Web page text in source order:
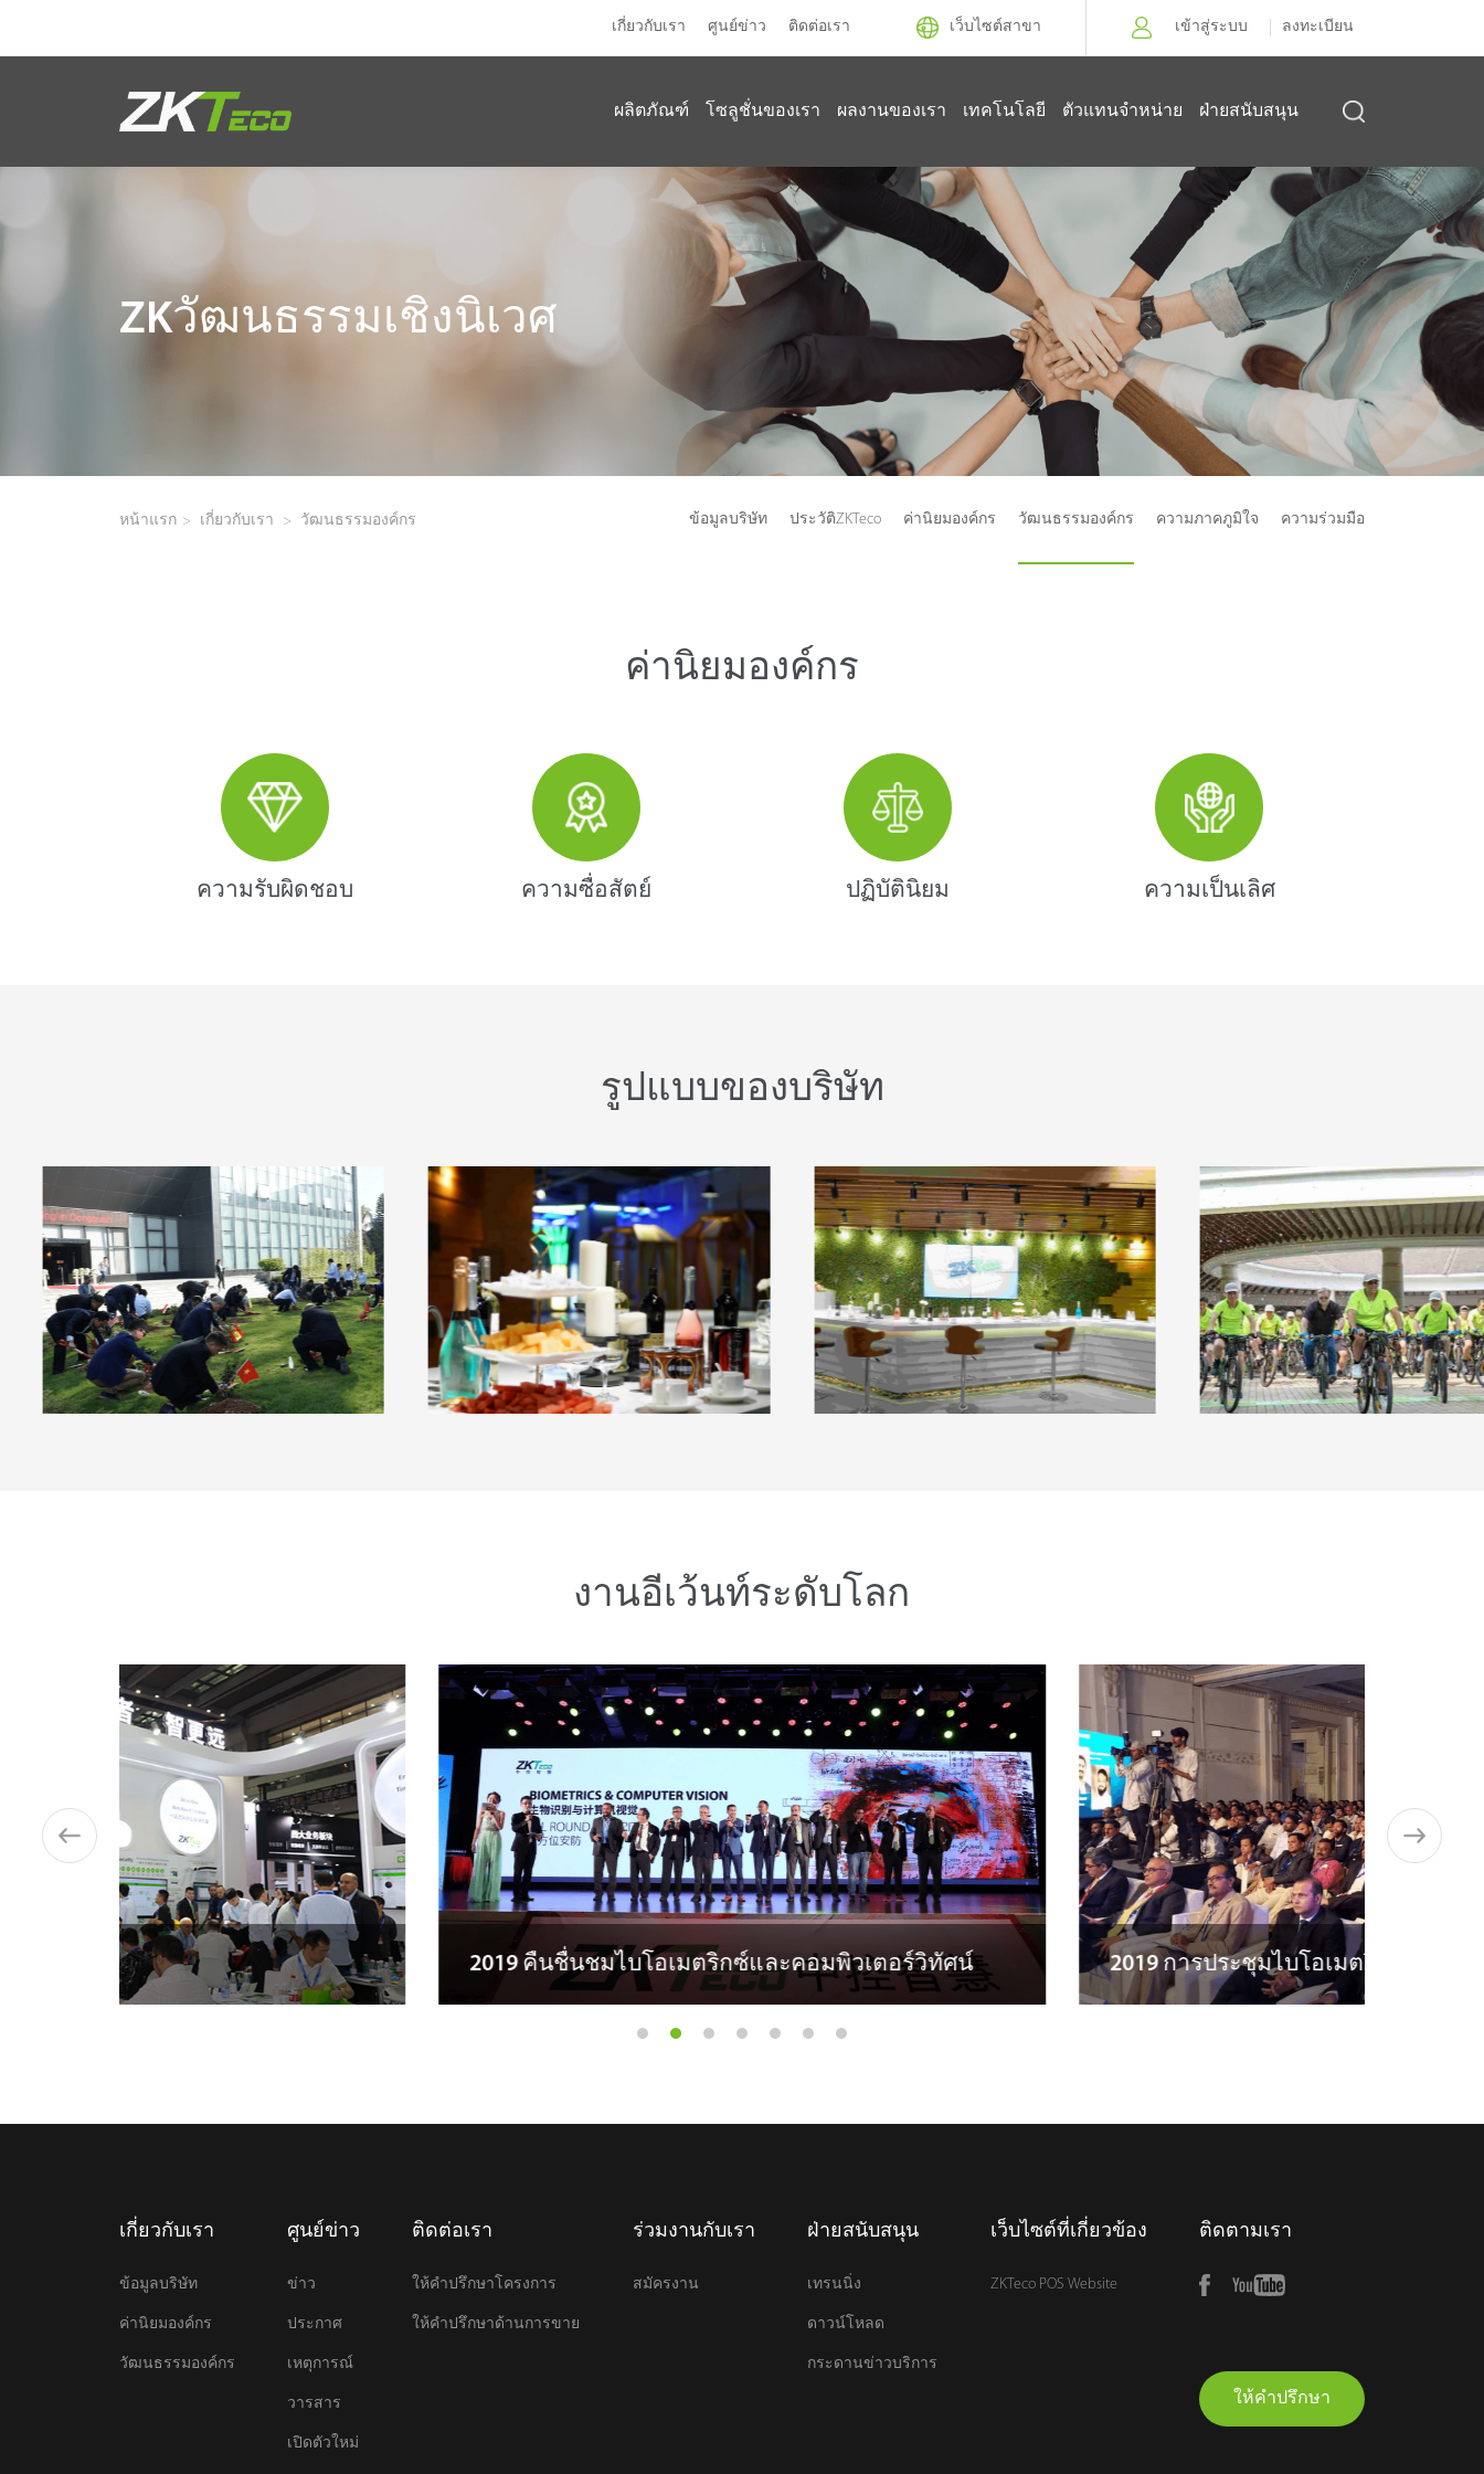
เกี่ยวกับเรา ศูนย์ข่าว ติดต่อเรา เว็บไซต์สาขา เข้าสู่ระบบ ลงทะเบียน
ผลิตภัณฑ์ โซลูชั่นของเรา ผลงานของเรา เทคโนโลยี ตัวแทนจำหน่าย ฝ่ายสนับสนุน
ZKวัฒนธรรมเชิงนิเวศ
หน้าแรก > เกี่ยวกับเรา > วัฒนธรรมองค์กร ข้อมูลบริษัท ประวัติZKTeco ค่านิยมองค์กร วัฒนธรรมองค์กร ความภาคภูมิใจ ความร่วมมือ
ค่านิยมองค์กร
ความรับผิดชอบ ความซื่อสัตย์ ปฏิบัตินิยม ความเป็นเลิศ
รูปแบบของบริษัท
งานอีเว้นท์ระดับโลก
2019 คืนชื่นชมไบโอเมตริกซ์และคอมพิวเตอร์วิทัศน์ 2019 การประชุมไบโอเมตริกซ์และ
เกี่ยวกับเรา
ข้อมูลบริษัท
ค่านิยมองค์กร
วัฒนธรรมองค์กร
ศูนย์ข่าว
ข่าว
ประกาศ
เหตุการณ์
วารสาร
เปิดตัวใหม่
ติดต่อเรา
ให้คําปรึกษาโครงการ
ให้คําปรึกษาด้านการขาย
ร่วมงานกับเรา
สมัครงาน
ฝ่ายสนับสนุน
เทรนนิ่ง
ดาวน์โหลด
กระดานข่าวบริการ
เว็บไซต์ที่เกี่ยวข้อง
ZKTeco POS Website
ติดตามเรา
ให้คำปรึกษา